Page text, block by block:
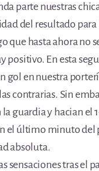
parte nuestras
del resultado para
que hasta ahora no
positivo. En esta
gol en nuestra
contrarias. Sin
guardia y hacian el
el último minuto del
absoluta.
sensaciones tras el